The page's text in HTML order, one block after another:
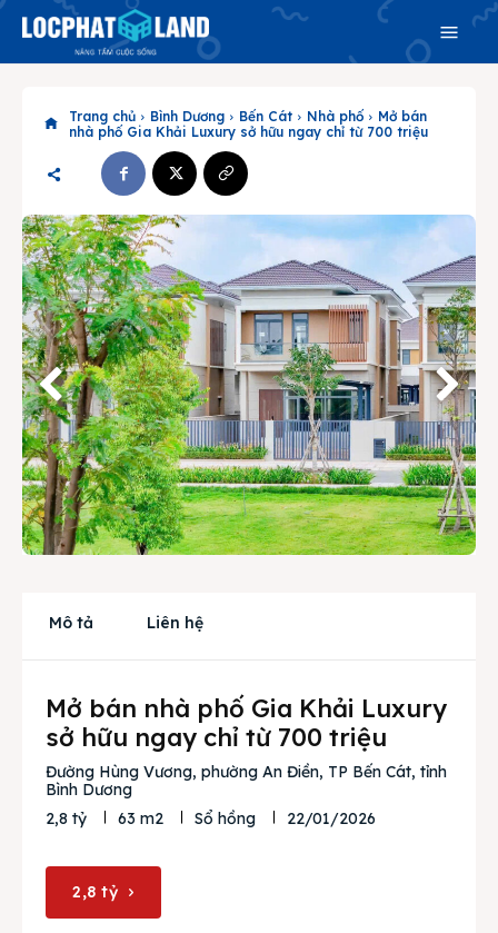
Search
Search
Phiên bản cập nhật V3
& tìm kiếm nhanh chóng hơn
Trang chủ
Dự án
Mua bán
Cho thuê
Liên hệ
Search
Trang chủ Bình Dương Bến Cát Nhà phố
Mở bán
nhà phố Gia Khải Luxury sở hữu ngay chỉ từ 700 triệu
Mô tả Liên hệ
Mở bán nhà phố Gia Khải Luxury
sở hữu ngay chỉ từ 700 triệu
Đường Hùng Vương, phường An Điền, TP Bến Cát, tỉnh
Bình Dương
2,8 tỷ
63 m2 Sổ hồng 22/01/2026
2,8 tỷ